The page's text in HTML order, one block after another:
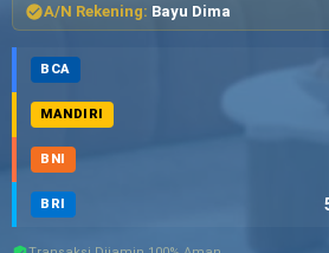
A/N Rekening: Bayu Dima
BCA
MANDIRI
BNI
BRI